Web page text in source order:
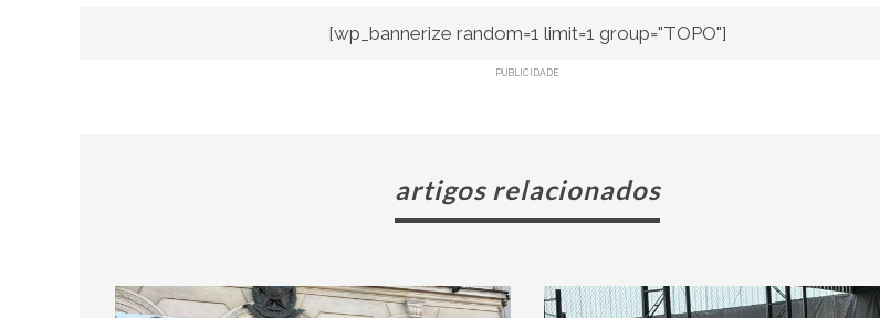
[wp_bannerize random=1 limit=1 group="TOPO"]
PUBLICIDADE
artigos relacionados